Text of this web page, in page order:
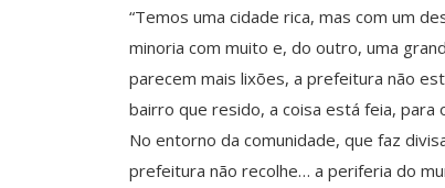
“Temos uma cidade rica, mas com um
minoria com muito e, do outro, uma
parecem mais lixões, a prefeitura não
bairro que resido, a coisa está feia, para
No entorno da comunidade, que faz
prefeitura não recolhe… a periferia do